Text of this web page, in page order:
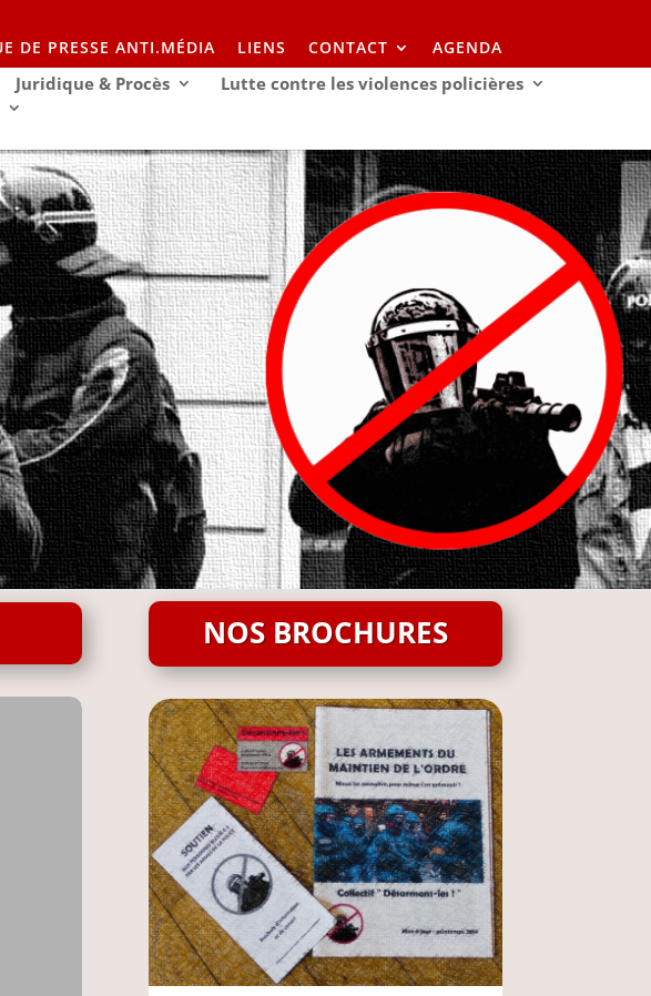
DE PRESSE ANTI.MÉDIA LIENS CONTACT AGENDA
Juridique & Procès
Lutte contre les violences policières
NOS BROCHURES